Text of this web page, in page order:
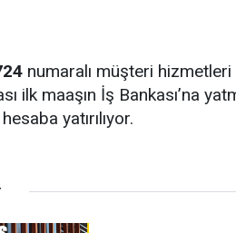
numaralı müşteri
ilk maaşın İş Bankası’na
yatırılıyor.